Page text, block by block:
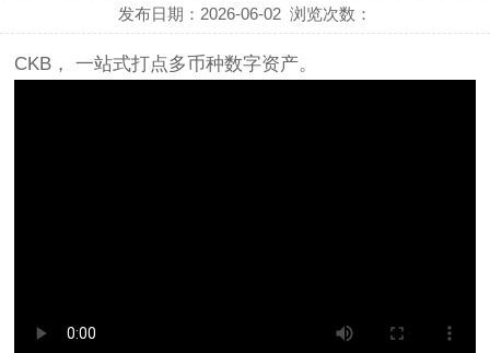
发布日期：2026-06-02 浏览次数：
CKB， 一站式打点多币种数字资产。